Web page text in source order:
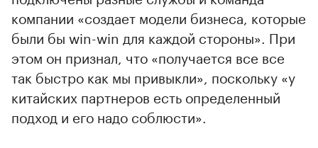
компании «создает модели бизнеса, которые
были бы win-win для каждой стороны». При
этом он признал, что «получается все все
так быстро как мы привыкли», поcкольку «у
китайских партнеров есть определенный
подход и его надо соблюсти».